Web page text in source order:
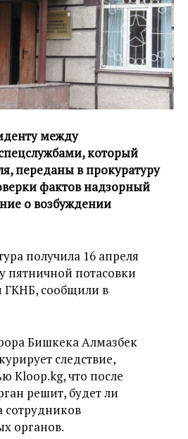
между
который
переданы в прокуратуру
фактов надзорный
о возбуждении
получила 16 апреля
пятничной потасовки
сообщили в
Бишкека Алмазбек
следствие,
Kloop.kg, что после
решит, будет ли
сотрудников
органов.